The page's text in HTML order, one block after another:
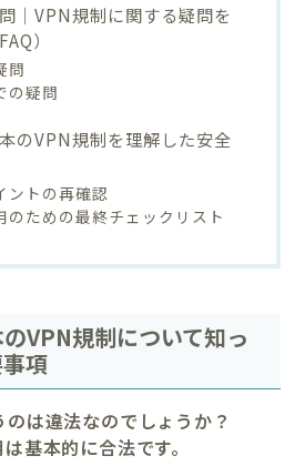
｜VPN規制に関する疑問を
）
問
の疑問
のVPN規制を理解した安全
ントの再確認
のための最終チェックリスト
VPN規制について知っ
項
は違法なのでしょうか？
基本的に合法です。